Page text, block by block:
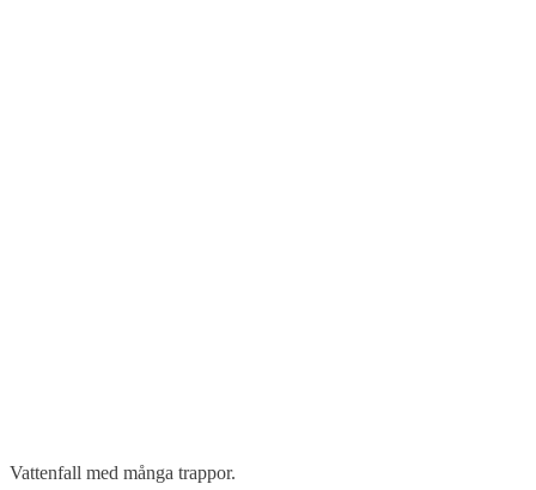
Vattenfall med många trappor.